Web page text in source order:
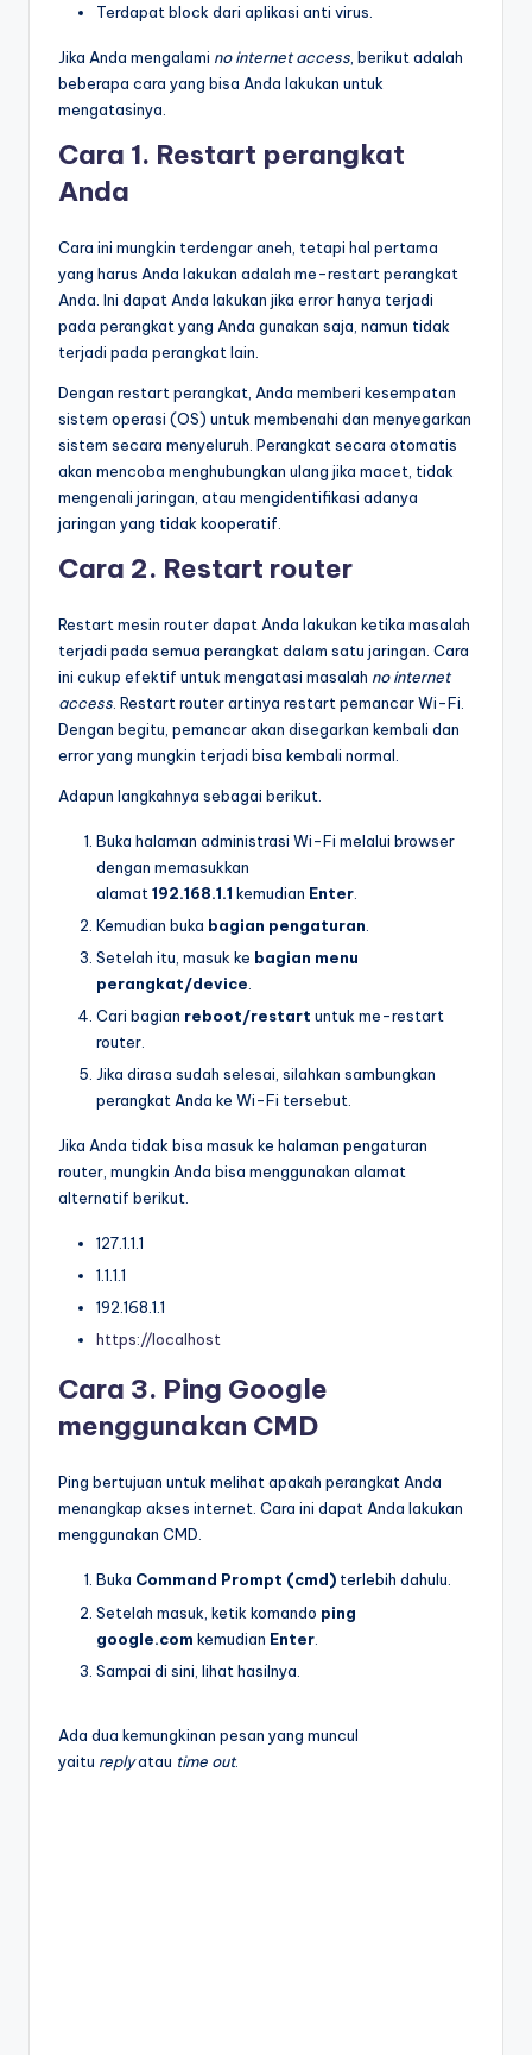
Terdapat block dari aplikasi anti virus.
Jika Anda mengalami no internet access , berikut adalah
beberapa cara yang bisa Anda lakukan untuk
mengatasinya.
Cara 1. Restart perangkat
Anda
Cara ini mungkin terdengar aneh, tetapi hal pertama
yang harus Anda lakukan adalah me-restart perangkat
Anda. Ini dapat Anda lakukan jika error hanya terjadi
pada perangkat yang Anda gunakan saja, namun tidak
terjadi pada perangkat lain.
Dengan restart perangkat, Anda memberi kesempatan
sistem operasi (OS) untuk membenahi dan menyegarkan
sistem secara menyeluruh. Perangkat secara otomatis
akan mencoba menghubungkan ulang jika macet, tidak
mengenali jaringan, atau mengidentifikasi adanya
jaringan yang tidak kooperatif.
Cara 2. Restart router
Restart mesin router dapat Anda lakukan ketika masalah
terjadi pada semua perangkat dalam satu jaringan. Cara
ini cukup efektif untuk mengatasi masalah no internet
access . Restart router artinya restart pemancar Wi-Fi.
Dengan begitu, pemancar akan disegarkan kembali dan
error yang mungkin terjadi bisa kembali normal.
Adapun langkahnya sebagai berikut.
Buka halaman administrasi Wi-Fi melalui browser
dengan memasukkan
alamat 192.168.1.1 kemudian Enter
Kemudian buka bagian pengaturan
Setelah itu, masuk ke bagian menu
perangkat/device
Cari bagian reboot/restart untuk me-restart
router.
Jika dirasa sudah selesai, silahkan sambungkan
perangkat Anda ke Wi-Fi tersebut.
Jika Anda tidak bisa masuk ke halaman pengaturan
router, mungkin Anda bisa menggunakan alamat
alternatif berikut.
127.1.1.1
1.1.1.1
192.168.1.1
https://localhost
Cara 3. Ping Google
menggunakan CMD
Ping bertujuan untuk melihat apakah perangkat Anda
menangkap akses internet. Cara ini dapat Anda lakukan
menggunakan CMD.
Buka Command Prompt (cmd) terlebih dahulu.
Setelah masuk, ketik komando ping
google.com kemudian Enter
Sampai di sini, lihat hasilnya.
Ada dua kemungkinan pesan yang muncul
yaitu replyatau time out.